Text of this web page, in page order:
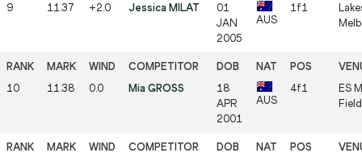
9 11.37 +2.0 Jessica MILAT
01
JAN
2005
AUS
1f1
10 11.38 0.0 Mia GROSS
18
APR
2001
AUS
4f1
ES